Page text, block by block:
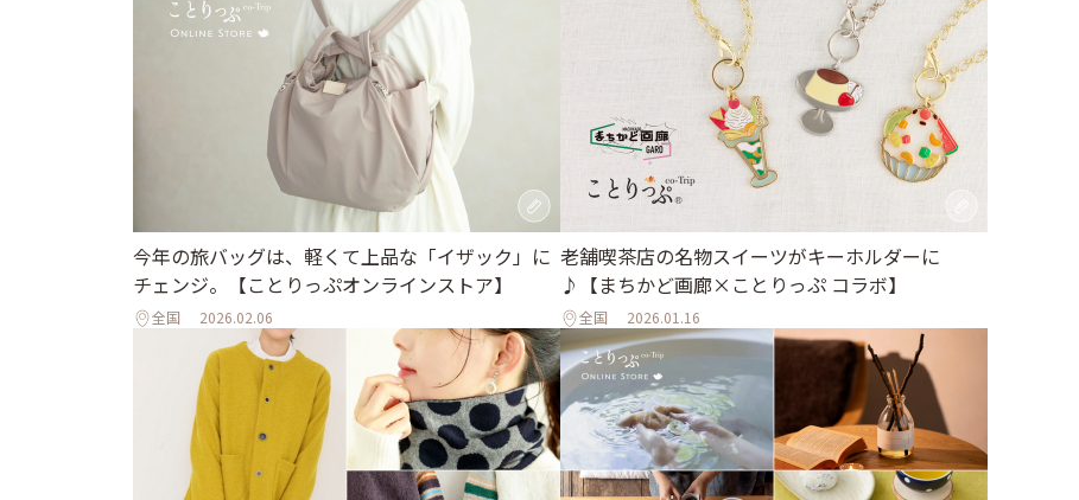
今年の旅バッグは、軽くて上品な「イザック」に
チェンジ。【ことりっぷオンラインストア】
全国 2026.02.06
老舗喫茶店の名物スイーツがキーホルダーに
♪【まちかど画廊×ことりっぷ コラボ】
全国 2026.01.16